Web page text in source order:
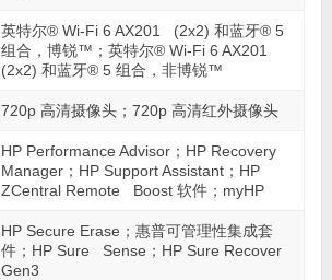
英特尔® Wi-Fi 6 AX201 (2x2) 和蓝牙® 5
组合，博锐™；英特尔® Wi-Fi 6 AX201
(2x2) 和蓝牙® 5 组合，非博锐™
720p 高清摄像头；720p 高清红外摄像头
HP Performance Advisor；HP Recovery
Manager；HP Support Assistant；HP
ZCentral Remote Boost 软件；myHP
HP Secure Erase；惠普可管理性集成套
件；HP Sure Sense；HP Sure Recover
Gen3